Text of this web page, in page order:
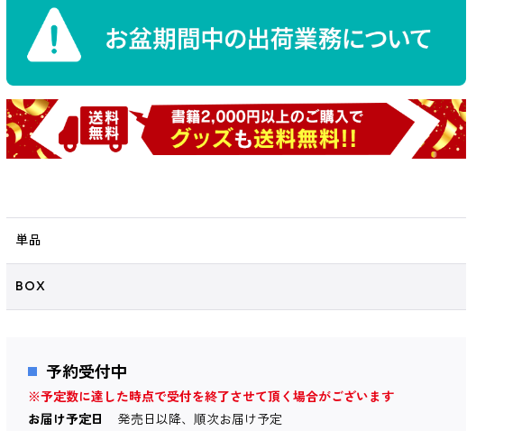
単品
BOX
予約受付中
※予定数に達した時点で受付を終了させて頂く場合がございます
お届け予定日
発売日以降、順次お届け予定